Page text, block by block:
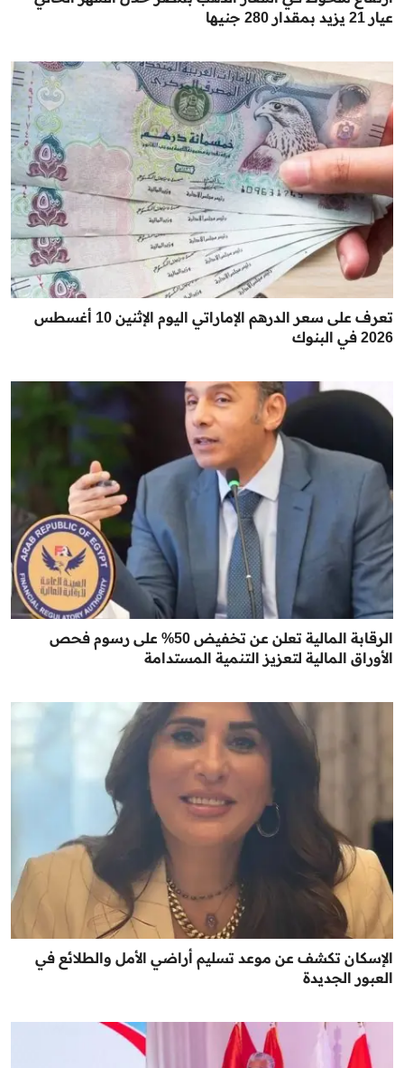
عيار 21 يزيد بمقدار 280 جنيها
تعرف على سعر الدرهم الإماراتي اليوم الإثنين 10 أغسطس
2026 في البنوك
الرقابة المالية تعلن عن تخفيض 50% على رسوم فحص
الأوراق المالية لتعزيز التنمية المستدامة
الإسكان تكشف عن موعد تسليم أراضي الأمل والطلائع في
العبور الجديدة